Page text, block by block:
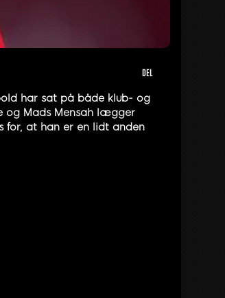
DEL
har sat på både klub- og
og Mads Mensah lægger
for, at han er en lidt anden